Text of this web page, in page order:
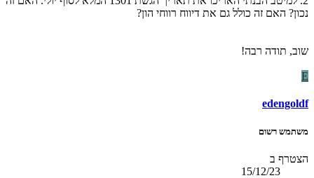
נכון? האם זה כולל גם את דיווח רווחי הון?
שוב, תודה רבה!
E
edengoldf
משתמש רשום
הצטרף ב
15/12/23